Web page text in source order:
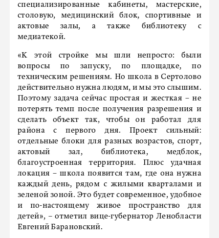
специализированные кабинеты, мастерские,
столовую, медицинский блок, спортивные и
актовые залы, а также библиотеку с
медиатекой.
«К этой стройке мы шли непросто: были
вопросы по запуску, по площадке, по
техническим решениям. Но школа в Сертолово
действительно нужна людям, и мы это слышим.
Поэтому задача сейчас простая и жесткая – не
потерять темп после получения разрешения и
сделать объект так, чтобы он работал для
района с первого дня. Проект сильный:
отдельные блоки для разных возрастов, спорт,
актовый зал, библиотека, медблок,
благоустроенная территория. Плюс удачная
локация – школа появится там, где она нужна
каждый день, рядом с жилыми кварталами и
зеленой зоной. Это будет современное, удобное
и по-настоящему живое пространство для
детей», – отметил вице-губернатор Ленобласти
Евгений Барановский.